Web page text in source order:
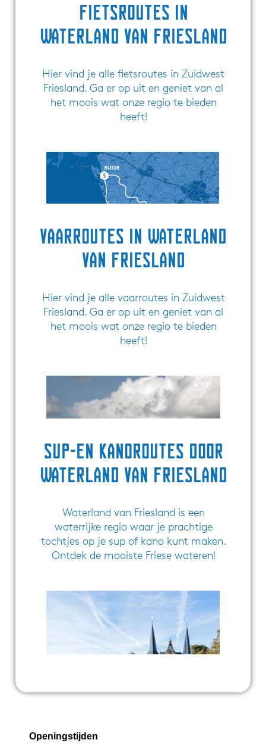
Openingstijden